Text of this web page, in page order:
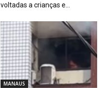
voltadas a crianças e...
MANAUS